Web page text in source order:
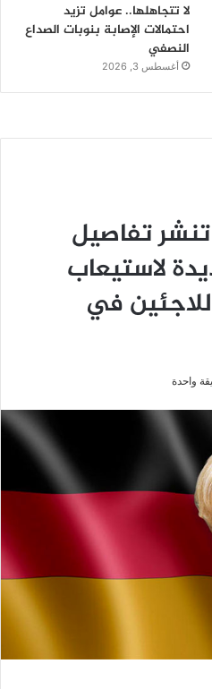
لا تتجاهلها.. عوامل تزيد
احتمالات الإصابة بنوبات الصداع
النصفي
أغسطس 3, 2026